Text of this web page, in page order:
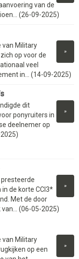
van de
(26-09-2025)
»
van Military
op voor de
veel
in... (14-09-2025)
»
dit
ponyruiters in
deelnemer op
»
presteerde
de korte CCI3*
Met de door
(06-05-2025)
»
van Military
op een